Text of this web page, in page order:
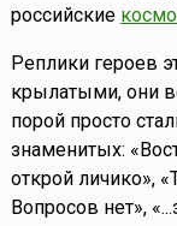
российские
Реплики героев
крылатыми, они
порой просто
знаменитых:
открой личико»,
Вопросов нет»,